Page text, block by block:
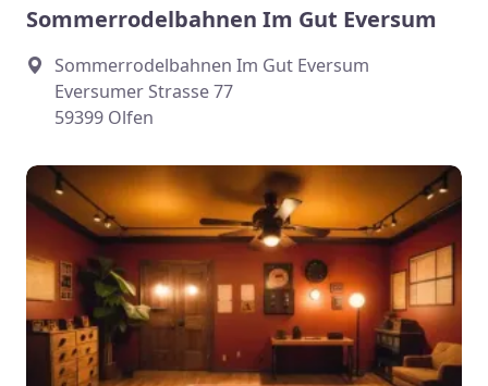
Sommerrodelbahnen Im Gut Eversum
Sommerrodelbahnen Im Gut Eversum
Eversumer Strasse 77
59399 Olfen